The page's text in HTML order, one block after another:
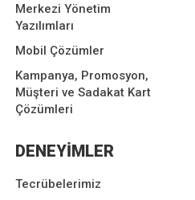
Merkezi Yönetim
Yazılımları
Mobil Çözümler
Kampanya, Promosyon,
Müşteri ve Sadakat Kart
Çözümleri
DENEYİMLER
Tecrübelerimiz